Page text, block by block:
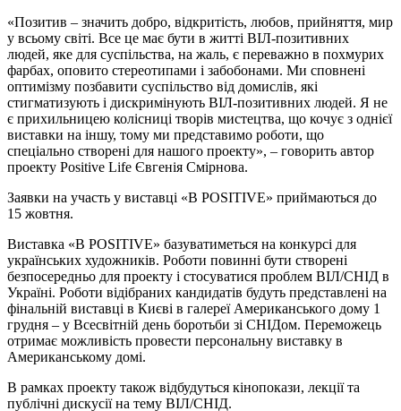
«Позитив – значить добро, відкритість, любов, прийняття, мир
у всьому світі. Все це має бути в житті ВІЛ-позитивних
людей, яке для суспільства, на жаль, є переважно в похмурих
фарбах, оповито стереотипами і забобонами. Ми сповнені
оптимізму позбавити суспільство від домислів, які
стигматизують і дискримінують ВІЛ-позитивних людей. Я не
є прихильницею колісниці творів мистецтва, що кочує з однієї
виставки на іншу, тому ми представимо роботи, що
спеціально створені для нашого проекту», – говорить автор
проекту Positive Life Євгенія Смірнова.
Заявки на участь у виставці «B POSITIVE» приймаються до
15 жовтня.
Виставка «B POSITIVE» базуватиметься на конкурсі для
українських художників. Роботи повинні бути створені
безпосередньо для проекту і стосуватися проблем ВІЛ/СНІД в
Україні. Роботи відібраних кандидатів будуть представлені на
фінальній виставці в Києві в галереї Американського дому 1
грудня – у Всесвітній день боротьби зі СНІДом. Переможець
отримає можливість провести персональну виставку в
Американському домі.
В рамках проекту також відбудуться кінопокази, лекції та
публічні дискусії на тему ВІЛ/СНІД.